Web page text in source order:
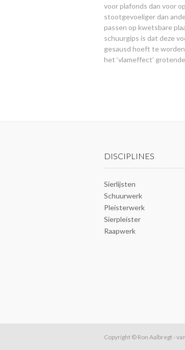
voor plafonds dan voor
stootgevoeliger dan
passen op kwetsbare
schuurgips is dat deze
gesausd hoeft te
het ‘vlameffect’
DISCIPLINES
Sierlijsten
Schuurwerk
Pleisterwerk
Sierpleister
Raapwerk
Copyright © Ron Aalbregt -